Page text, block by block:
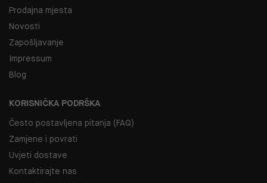
Prodajna mjesta
Novosti
Zapošljavanje
Impressum
Blog
KORISNIČKA PODRŠKA
Često postavljena pitanja (FAQ)
Zamjene i povrati
Uvjeti dostave
Kontaktirajte nas